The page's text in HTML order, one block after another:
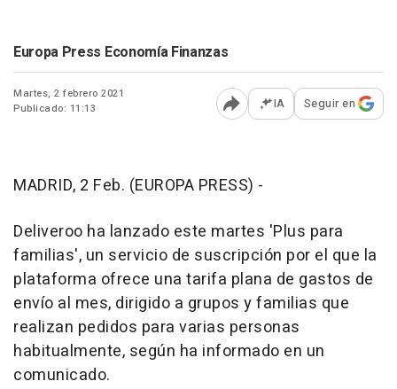
Europa Press Economía Finanzas
Martes, 2 febrero 2021
Publicado: 11:13
Abrir opciones para
IA Seguir en
MADRID, 2 Feb. (EUROPA PRESS) -
Deliveroo ha lanzado este martes 'Plus para
familias', un servicio de suscripción por el que la
plataforma ofrece una tarifa plana de gastos de
envío al mes, dirigido a grupos y familias que
realizan pedidos para varias personas
habitualmente, según ha informado en un
comunicado.